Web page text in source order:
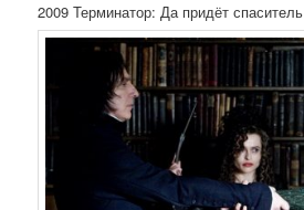
2009 Терминатор: Да придёт спаситель